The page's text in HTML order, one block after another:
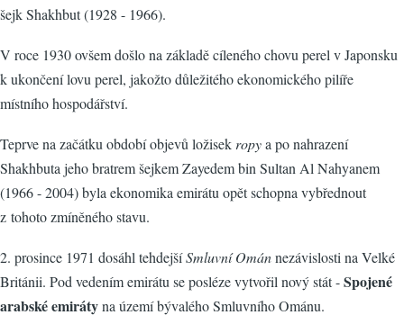
šejk Shakhbut (1928 - 1966).
V roce 1930 ovšem došlo na základě cíleného chovu perel v Japonsku
k ukončení lovu perel, jakožto důležitého ekonomického pilíře
místního hospodářství.
Teprve na začátku období objevů ložisek ropya po nahrazení
Shakhbuta jeho bratrem šejkem Zayedem bin Sultan Al Nahyanem
(1966 - 2004) byla ekonomika emirátu opět schopna vybřednout
z tohoto zmíněného stavu.
2. prosince 1971 dosáhl tehdejšíSmluvní Ománnezávislosti na Velké
Británii. Pod vedením emirátu se posléze vytvořil nový stát -Spojené
arabské emirátyna území bývalého Smluvního Ománu.